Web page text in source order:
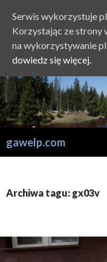
gawelp.com
Archiwa tagu: gx03v
Serwis wykorzystuje
Korzystając ze strony
na wykorzystywanie
dowiedz się więcej.